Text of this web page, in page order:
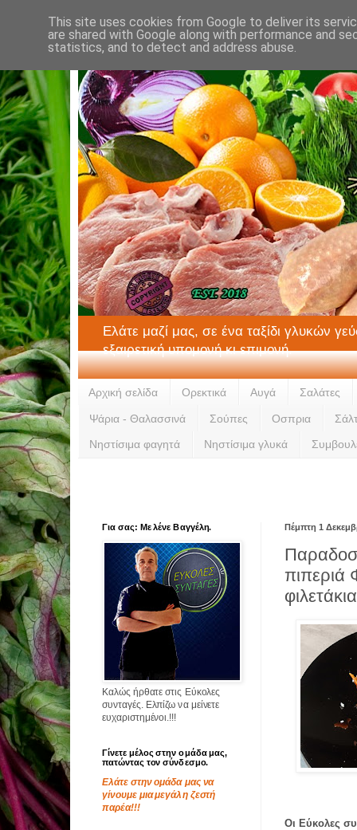
Ελάτε μαζί μας, σε ένα ταξίδι γλυκών
εξαιρετική υπομονή κι επιμονή.
Αρχική σελίδα Ορεκτικά Αυγά Σαλάτες
Ψάρια - Θαλασσινά Σούπες Οσπρια
Νηστίσιμα φαγητά Νηστίσιμα γλυκά
Πέμπτη 1
πιπεριά
Οι Εύκολες
Για σας: Με λένε Βαγγέλη.
Καλώς ήρθατε στις Εύκολες
συνταγές. Ελπίζω να μείνετε
ευχαριστημένοι.!!!
Γίνετε μέλος στην ομάδα μας,
πατώντας τον σύνδεσμο.
Ελάτε στην ομάδα μας να
γίνουμε μια μεγάλη ζεστή
παρέα!!!
This site uses cookies from Google to deliver its
are shared with Google along with performance and
statistics, and to detect and address abuse.